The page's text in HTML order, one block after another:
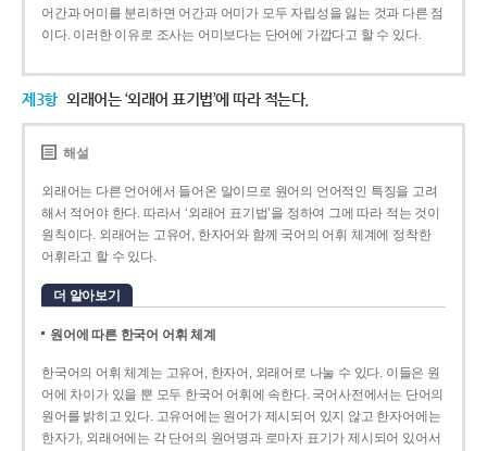
어간과 어미를 분리하면 어간과 어미가 모두 자립성을 잃는 것과 다른 점
이다. 이러한 이유로 조사는 어미보다는 단어에 가깝다고 할 수 있다.
제3항 외래어는 ‘외래어 표기법’에 따라 적는다.
해설
외래어는 다른 언어에서 들어온 말이므로 원어의 언어적인 특징을 고려
해서 적어야 한다. 따라서 ‘외래어 표기법’을 정하여 그에 따라 적는 것이
원칙이다. 외래어는 고유어, 한자어와 함께 국어의 어휘 체계에 정착한
어휘라고 할 수 있다.
더 알아보기
원어에 따른 한국어 어휘 체계
한국어의 어휘 체계는 고유어, 한자어, 외래어로 나눌 수 있다. 이들은 원
어에 차이가 있을 뿐 모두 한국어 어휘에 속한다. 국어사전에서는 단어의
원어를 밝히고 있다. 고유어에는 원어가 제시되어 있지 않고 한자어에는
한자가, 외래어에는 각 단어의 원어명과 로마자 표기가 제시되어 있어서